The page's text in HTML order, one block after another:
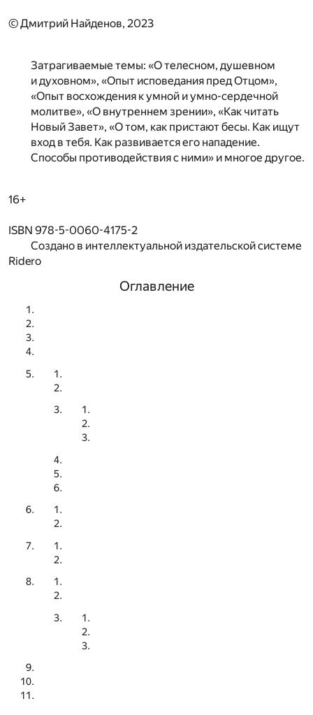
© Дмитрий Найденов, 2023
Затрагиваемые темы: «О телесном, душевном
и духовном», «Опыт исповедания пред Отцом»,
«Опыт восхождения к умной и умно-сердечной
молитве», «О внутреннем зрении», «Как читать
Новый Завет», «О том, как пристают бесы. Как ищут
вход в тебя. Как развивается его нападение.
Способы противодействия с ними» и многое другое.
16+
ISBN 978-5-0060-4175-2
Создано в интеллектуальной издательской системе
Ridero
Оглавление